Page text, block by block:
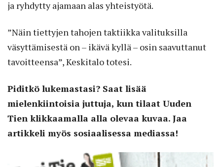
ja ryhdytty ajamaan alas yhteistyötä.
”Näin tiettyjen tahojen taktiikka valituksilla
väsyttämisestä on – ikävä kyllä – osin saavuttanut
tavoitteensa”, Keskitalo totesi.
Piditkö lukemastasi? Saat lisää
mielenkiintoisia juttuja, kun tilaat Uuden
Tien klikkaamalla alla olevaa kuvaa. Jaa
artikkeli myös sosiaalisessa mediassa!